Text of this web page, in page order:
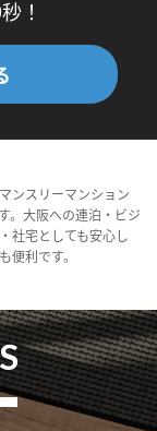
！
ンスリーマンション
。大阪への連泊・ビジ
社宅としても安心し
利です。